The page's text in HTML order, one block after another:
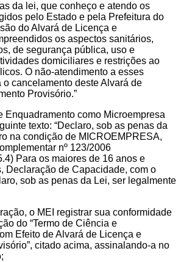
da lei, que conheço e atendo os
pelo Estado e pela Prefeitura do
do Alvará de Licença e
os aspectos sanitários,
de segurança pública, uso e
domiciliares e restrições ao
O não-atendimento a esses
o cancelamento deste Alvará de
Provisório.”
Enquadramento como Microempresa
texto: “Declaro, sob as penas da
na condição de MICROEMPRESA,
nº 123/2006
Para os maiores de 16 anos e
Declaração de Capacidade, com o
sob as penas da Lei, ser legalmente
o MEI registrar sua conformidade
do “Termo de Ciência e
Efeito de Alvará de Licença e
citado acima, assinalando-a no